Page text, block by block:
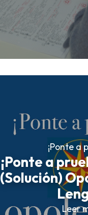
¡Ponte a
¡Ponte a
(Solución)
Leer